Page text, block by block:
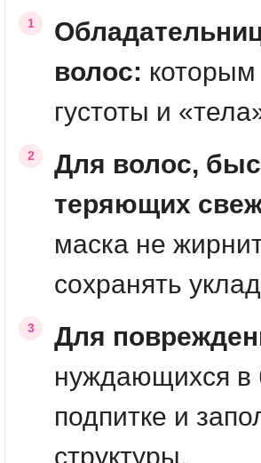
волос: которым
густоты и
Для волос,
теряющих
маска не
сохранять
Для
нуждающихся в
подпитке и
структуры.